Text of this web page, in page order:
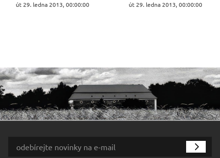
út 29. ledna 2013, 00:00:00
út 29. ledna 2013, 00:00:00